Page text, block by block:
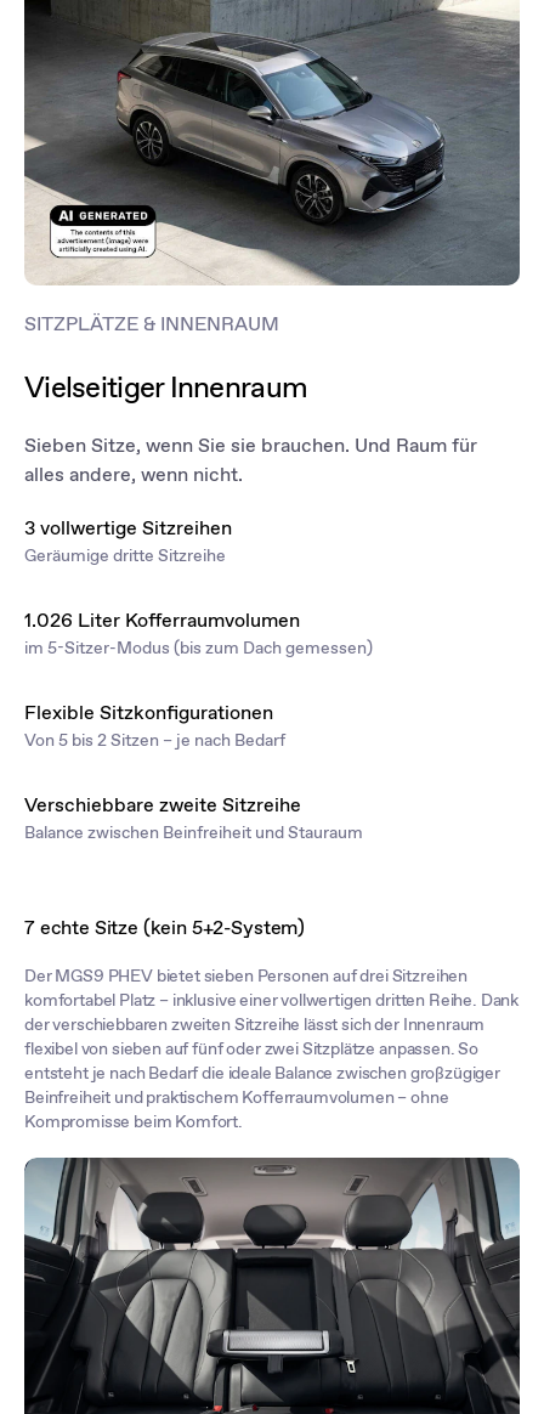
SITZPLÄTZE & INNENRAUM
Vielseitiger Innenraum
Sieben Sitze, wenn Sie sie brauchen. Und Raum für
alles andere, wenn nicht.
3 vollwertige Sitzreihen
Geräumige dritte Sitzreihe
1.026 Liter Kofferraumvolumen
im 5-Sitzer-Modus (bis zum Dach gemessen)
Flexible Sitzkonfigurationen
Von 5 bis 2 Sitzen – je nach Bedarf
Verschiebbare zweite Sitzreihe
Balance zwischen Beinfreiheit und Stauraum
7 echte Sitze (kein 5+2-System)
Der MGS9 PHEV bietet sieben Personen auf drei Sitzreihen
komfortabel Platz – inklusive einer vollwertigen dritten Reihe. Dank
der verschiebbaren zweiten Sitzreihe lässt sich der Innenraum
flexibel von sieben auf fünf oder zwei Sitzplätze anpassen. So
entsteht je nach Bedarf die ideale Balance zwischen großzügiger
Beinfreiheit und praktischem Kofferraumvolumen – ohne
Kompromisse beim Komfort.